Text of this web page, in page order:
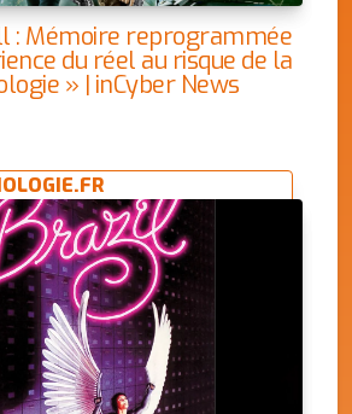
: Mémoire reprogrammée
du réel au risque de la
» | inCyber News